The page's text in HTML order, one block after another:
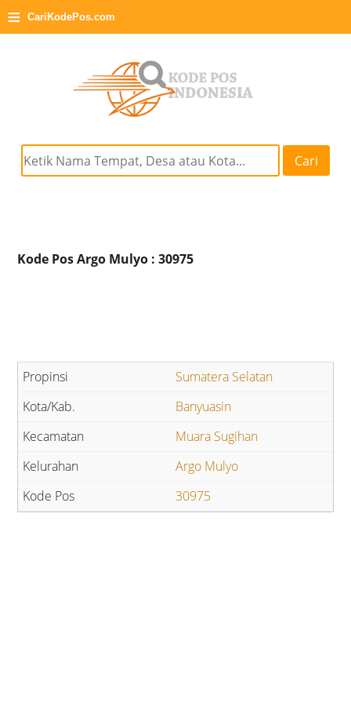
≡ CariKodePos.com
Cari
Kode Pos Argo Mulyo : 30975
Sumatera Selatan
Banyuasin
Muara Sugihan
Argo Mulyo
30975